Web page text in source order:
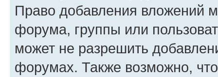
Право добавления вложений
форума, группы или
может не разрешить
форумах. Также возможно,